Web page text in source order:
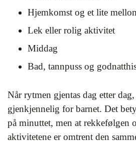
Hjemkomst og et lite
Lek eller rolig aktivitet
Middag
Bad, tannpuss og
Når rytmen gjentas dag etter
gjenkjennelig for barnet. Det
på minuttet, men at rekkefølgen
aktivitetene er omtrent den